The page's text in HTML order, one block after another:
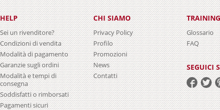
HELP
Sei un rivenditore?
Condizioni di vendita
Modalità di pagamento
Garanzie sugli ordini
Modalità e tempi di
consegna
Soddisfatti o rimborsati
Pagamenti sicuri
CHI SIAMO
Privacy Policy
Profilo
Promozioni
News
Contatti
TRAINING
Glossario
FAQ
SEGUICI